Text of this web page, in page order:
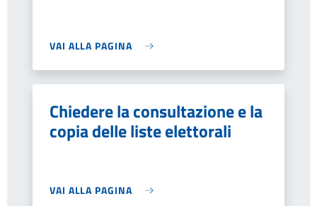
VAI ALLA PAGINA
Chiedere la consultazione e la
copia delle liste elettorali
VAI ALLA PAGINA